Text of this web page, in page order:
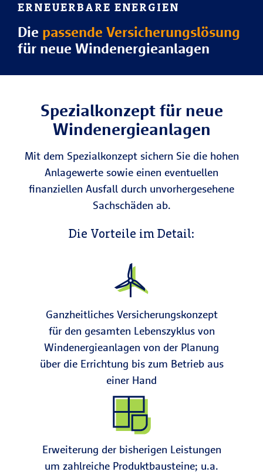
ERNEUERBARE ENERGIEN
Die passende Versicherungslösung
für neue Windenergieanlagen
Spezial­konzept für neue
Wind­energieanlagen
Mit dem Spezialkonzept sichern Sie die hohen
Anlagewerte sowie einen eventuellen
finanziellen Ausfall durch unvorhergesehene
Sachschäden ab.
Die Vorteile im Detail:
Ganzheitliches Versicherungs­konzept
für den gesamten Lebenszyklus von
Windenergie­anlagen von der Planung
über die Errichtung bis zum Betrieb aus
einer Hand
Erweiterung der bisherigen Leistungen
um zahlreiche Produktbausteine; u.a.